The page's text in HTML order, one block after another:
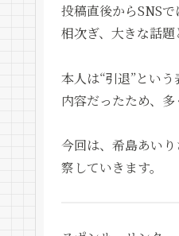
投稿直後からSNS
相次ぎ、大きな話題
本人は“引退”とい
内容だったため、多
今回は、希島あい
察していきます。